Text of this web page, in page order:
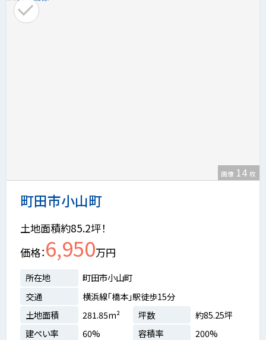
町田市小山町
画像 14 枚
土地面積約85.2坪！
価格 6,950万円
所在地
町田市小山町
交通
横浜線「橋本」駅徒歩15分
土地面積
281.85m² 坪数
約85.25坪
建ぺい率
60% 容積率 200%